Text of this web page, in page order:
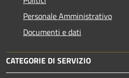
Personale Amministrativo
Documenti e dati
CATEGORIE DI SERVIZIO